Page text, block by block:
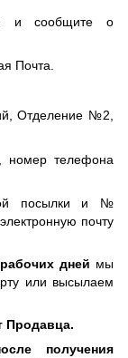
и сообщите о
Почта.
Отделение №2,
номер телефона
посылки и №
почту
дней мы
или высылаем
Продавца.
получения